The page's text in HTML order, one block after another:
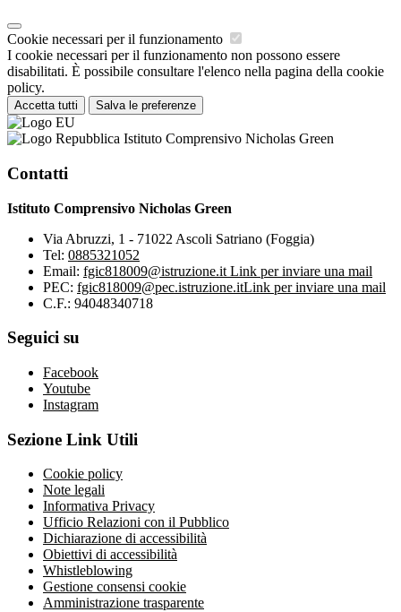
Cookie necessari per il funzionamento
I cookie necessari per il funzionamento non possono essere
disabilitati. È possibile consultare l'elenco nella pagina della cookie
policy.
Accetta tutti Salva le preferenze
Istituto Comprensivo Nicholas Green
Contatti
Istituto Comprensivo Nicholas Green
Via Abruzzi, 1 - 71022 Ascoli Satriano (Foggia)
Tel: 0885321052
Email: fgic818009@istruzione.it Link per inviare una mail
PEC: fgic818009@pec.istruzione.itLink per inviare una mail
C.F.: 94048340718
Seguici su
Facebook
Youtube
Instagram
Sezione Link Utili
Cookie policy
Note legali
Informativa Privacy
Ufficio Relazioni con il Pubblico
Dichiarazione di accessibilità
Obiettivi di accessibilità
Whistleblowing
Gestione consensi cookie
Amministrazione trasparente